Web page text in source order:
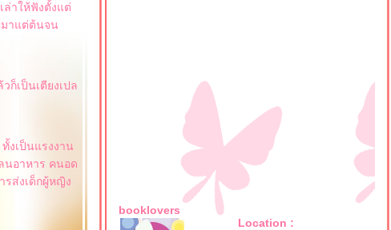
าให้ฟังตั้งแต่
มาแต่ต้นจน
ก็เป็นเตียงเปล
งเป็นแรงงาน
นอาหาร คนอด
รส่งเด็กผู้หญิง
booklovers
Location :